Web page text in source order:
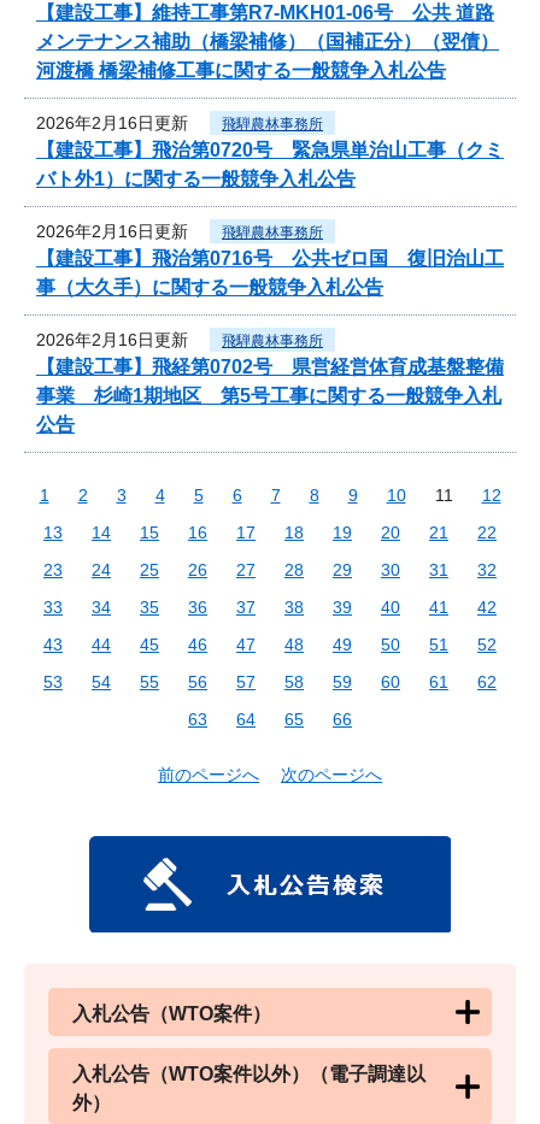
【建設工事】維持工事第R7-MKH01-06号 公共 道路
メンテナンス補助（橋梁補修）（国補正分）（翌債）
河渡橋 橋梁補修工事に関する一般競争入札公告
2026年2月16日更新 飛騨農林事務所
【建設工事】飛治第0720号 緊急県単治山工事（クミ
バト外1）に関する一般競争入札公告
2026年2月16日更新 飛騨農林事務所
【建設工事】飛治第0716号 公共ゼロ国 復旧治山工
事（大久手）に関する一般競争入札公告
2026年2月16日更新 飛騨農林事務所
【建設工事】飛経第0702号 県営経営体育成基盤整備
事業 杉崎1期地区 第5号工事に関する一般競争入札
公告
1 2 3 4 5 6 7 8 9 10 11
12
13
14 15 16 17 18 19 20 21
22
23
24 25 26 27 28 29 30 31
32
33
34 35 36 37 38 39 40 41
42
43
44 45 46 47 48 49 50 51
52
53
54 55 56 57 58 59 60 61
62
63
64 65 66
前のページへ 次のページへ
入札公告（WTO案件）
入札公告（WTO案件以外）（電子調達以
外）